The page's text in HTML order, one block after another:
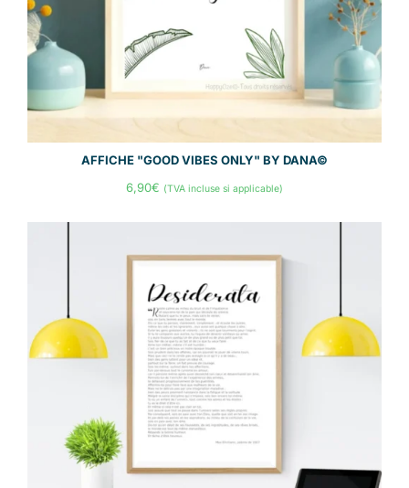
AFFICHE "GOOD VIBES ONLY" BY DANA©
6,90€ (TVA incluse si applicable)